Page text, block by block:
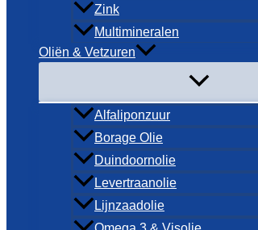
Zink
Multimineralen
Oliën & Vetzuren
Alfaliponzuur
Borage Olie
Duindoornolie
Levertraanolie
Lijnzaadolie